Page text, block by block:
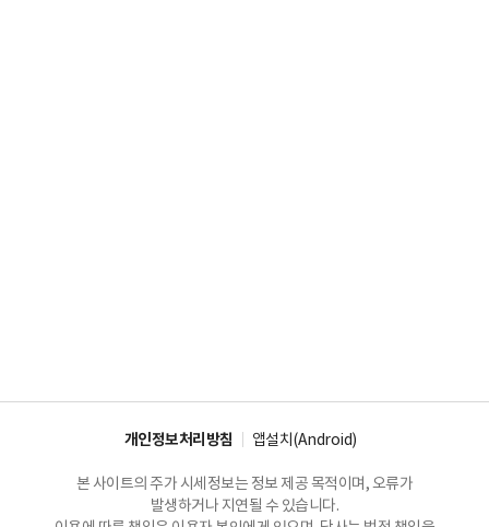
개인정보처리방침 앱설치(Android)
본 사이트의 주가 시세정보는 정보 제공 목적이며, 오류가
발생하거나 지연될 수 있습니다.